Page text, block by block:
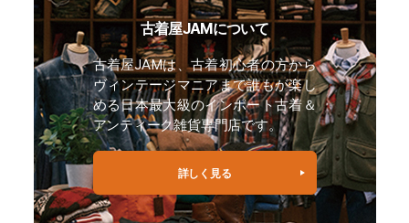
古着屋JAMについて
古着屋JAMは、古着初心者の方から
ヴィンテージマニアまで誰もが楽し
める日本最大級のインポート古着＆
アンティーク雑貨専門店です。
詳しく見る